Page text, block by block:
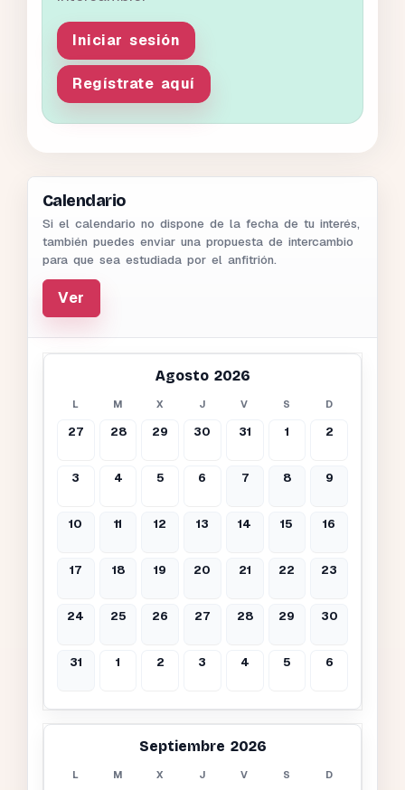
Iniciar sesión
Regístrate aquí
Calendario
Si el calendario no dispone de la fecha de tu interés,
también puedes enviar una propuesta de intercambio
para que sea estudiada por el anfitrión.
Ver
Agosto 2026
L M X J V S D
27 28 29 30 31 1 2
3 4 5 6 7 8 9
10 11 12 13 14 15 16
17 18 19 20 21 22 23
24 25 26 27 28 29 30
31 1 2 3 4 5 6
Septiembre 2026
L M X J V S D